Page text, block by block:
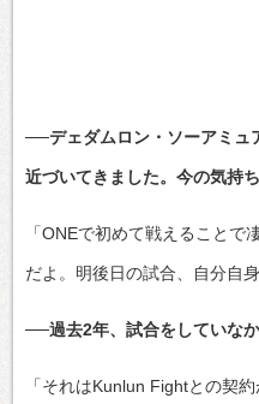
──デェダムロン・ソーアミュ
近づいてきました。今の気持
「ONEで初めて戦えることで
だよ。明後日の試合、自分自
──過去2年、試合をしていなか
「それはKunlun Fightとの契